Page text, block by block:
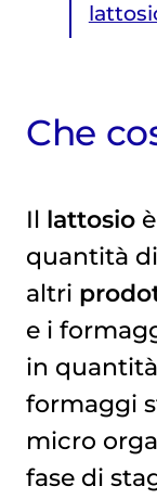
Che
Il lattosioè
quantità
altri
e i
in
formaggi
micro
fase di